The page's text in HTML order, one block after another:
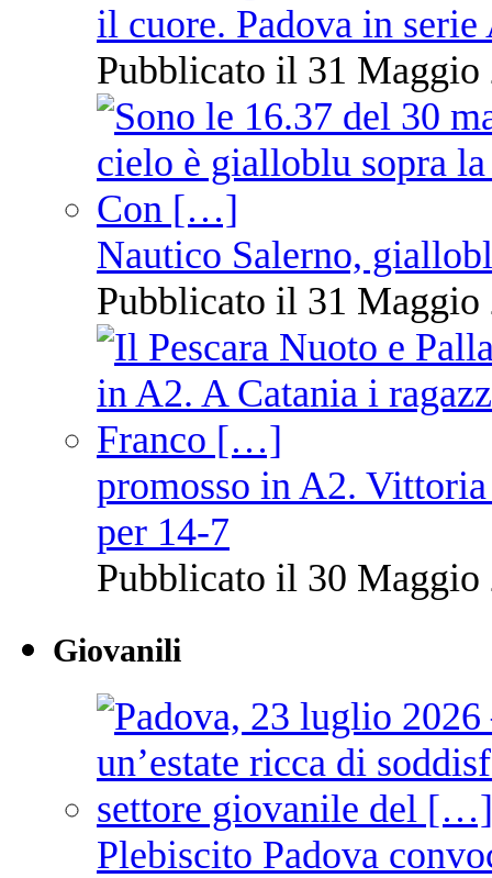
il cuore. Padova in serie
Pubblicato il 31 Maggio
Nautico Salerno,
Pubblicato il 31 Maggio
promosso in A2.
per 14-7
Pubblicato il 30 Maggio
Giovanili
Plebiscito Padova